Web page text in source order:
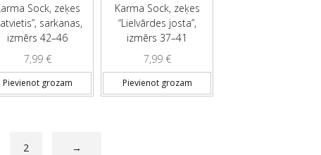
Sock, zeķes
sarkanas,
izmērs 42–46
7,99 €
Pievienot grozam
Karma Sock, zeķes
“Lielvārdes josta”,
izmērs 37–41
7,99 €
Pievienot grozam
2 →